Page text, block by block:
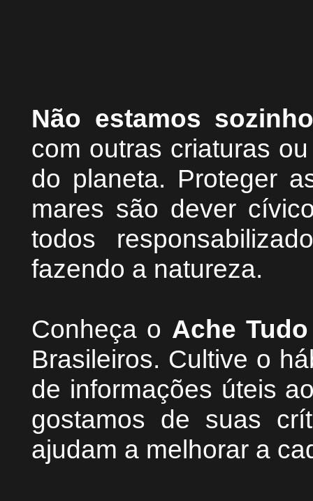
Não estamos
com outras criaturas
do planeta. Proteger
mares são dever
todos
fazendo a natureza.
Conheça o Ache
Brasileiros. Cultive o
de informações úteis
gostamos de suas
ajudam a melhorar a